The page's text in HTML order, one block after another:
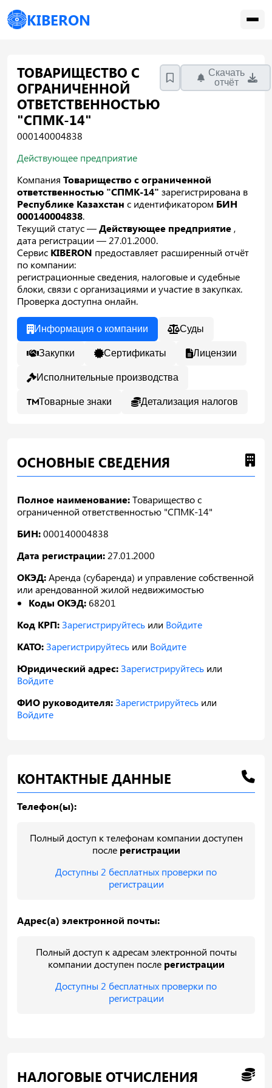
KIBERON
ТОВАРИЩЕСТВО С
ОГРАНИЧЕННОЙ
ОТВЕТСТВЕННОСТЬЮ
"СПМК-14"
000140004838
Скачать
отчёт
Действующее предприятие
Компания Товарищество с ограниченной
ответственностью "СПМК-14" зарегистрирована в
Республике Казахстан с идентификатором БИН
000140004838.
Текущий статус —Действующее предприятие ,
дата регистрации — 27.01.2000.
Сервис KIBERON предоставляет расширенный отчёт
по компании:
регистрационные сведения, налоговые и судебные
блоки, связи с организациями и участие в закупках.
Проверка доступна онлайн.
Информация о компании Суды
Закупки Сертификаты Лицензии
Исполнительные производства
Товарные знаки Детализация налогов
ОСНОВНЫЕ СВЕДЕНИЯ
Полное наименование:Товарищество с
ограниченной ответственностью "СПМК-14"
БИН:000140004838
Дата регистрации: 27.01.2000
ОКЭД:Аренда (субаренда) и управление собственной
или арендованной жилой недвижимостью
Коды ОКЭД:68201
Код КРП:Зарегистрируйтесь или Войдите
КАТО:Зарегистрируйтесь или Войдите
Юридический адрес:Зарегистрируйтесь или
Войдите
ФИО руководителя:Зарегистрируйтесь или
Войдите
КОНТАКТНЫЕ ДАННЫЕ
Телефон(ы):
Полный доступ к телефонам компании доступен
после регистрации
Доступны 2 бесплатных проверки по
регистрации
Адрес(а) электронной почты:
Полный доступ к адресам электронной почты
компании доступен после регистрации
Доступны 2 бесплатных проверки по
регистрации
НАЛОГОВЫЕ ОТЧИСЛЕНИЯ